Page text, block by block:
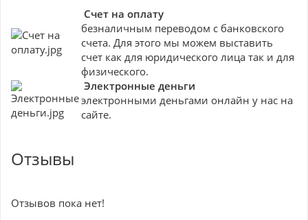
Счет на оплату
безналичным переводом с банковского
счета. Для этого мы можем выставить
счет как для юридического лица так и для
физического.
Электронные деньги
электронными деньгами онлайн у нас на
сайте.
Отзывы
Отзывов пока нет!